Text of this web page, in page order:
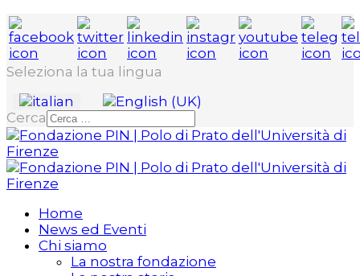
Seleziona la tua lingua
Cerca
Home
News ed Eventi
Chi siamo
La nostra fondazione